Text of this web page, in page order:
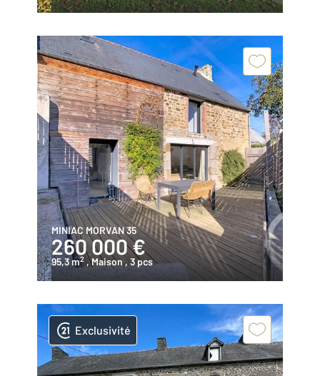
MINIAC MORVAN 35
260 000 €
95,3 m2 , Maison , 3 pcs
Exclusivité